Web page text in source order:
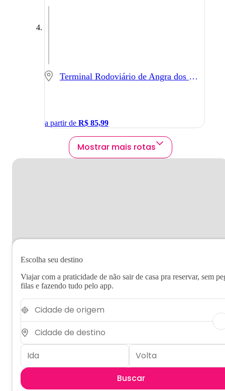
Terminal Rodoviário de Angra dos Reis - Angra dos Reis - RJ
a partir de R$ 85,99
Mostrar mais rotas
Escolha seu destino
Viajar com a praticidade de não sair de casa pra reservar, sem
filas e fazendo tudo pelo app.
Buscar